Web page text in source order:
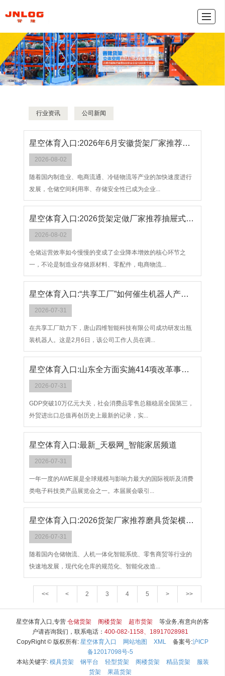
产品中心 新闻动态 公司介绍 联系我们
行业资讯 公司新闻
星空体育入口:2026年6月安徽货架厂家推荐指南：层板货架悬臂贯通双伸位公司优选！
2026-08-02
随着国内制造业、电商流通、冷链物流等产业的加快速度进行
发展，仓储空间利用率、存储安全性已成为企业...
星空体育入口:2026货架定做厂家推荐抽屉式板材货架重型伸缩式仓库称重多格定做厂家优选指南！
2026-08-02
仓储运营效率如今慢慢的变成了企业降本增效的核心环节之
一，不论是制造业存储原材料、零配件，电商物流...
星空体育入口:“共享工厂”如何催生机器人产业链
2026-07-31
在共享工厂助力下，唐山四维智能科技有限公司成功研发出瓶
装机器人。这是2月6日，该公司工作人员在调...
星空体育入口:山东全方面实施414项改革事项积极地推进“万企出海 鲁贸全球”
2026-07-31
GDP突破10万亿元大关，社会消费品零售总额稳居全国第三，
外贸进出口总值再创历史上最新的记录，实...
星空体育入口:最新_天极网_智能家居频道
2026-07-31
一年一度的AWE展是全球规模与影响力最大的国际视听及消费
类电子科技类产品展览会之一。本届展会吸引...
星空体育入口:2026货架厂家推荐磨具货架横梁式轻型阁楼仓库厂家优选指南！
2026-07-31
随着国内仓储物流、人机一体化智能系统、零售商贸等行业的
快速地发展，现代化仓库的规范化、智能化改造...
<< < 2 3 4 5 > >>
星空体育入口,专营 仓储货架 阁楼货架 超市货架
等业务,有意向的客
户请咨询我们，联系电话： 400-082-1158、18917028981
CopyRight © 版权所有: 星空体育入口 网站地图 XML 备案号:沪ICP
备12017098号-5
本站关键字: 模具货架 钢平台 轻型货架 阁楼货架 精品货架
服装
货架
果蔬货架